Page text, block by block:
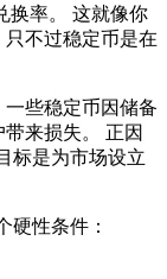
换率。 这就像你
不过稳定币是在
些稳定币因储备
来损失。 正因
标是为市场设立
硬性条件：